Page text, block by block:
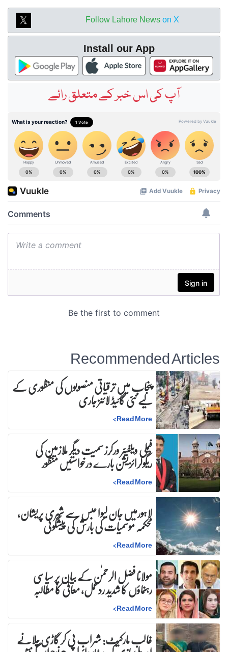
Follow Lahore News on X
Install our App
آپ کی اس خبر کے متعلق رائے
Recommended Articles
پنجاب میں ترقیاتی منصوبوں کی منظوری کے
لیے نئی گائیڈ لائنز جاری
Read More
>
فیملی ویلفیئر ورکرز سمیت دیگر ملازمین کی
ریگولرائزیشن بارے درخواستیں منظور
Read More
>
لاہورمیں جان لیوا حبس سے شہری پریشان،
محکمہ موسمیات کی بارش کی پیشگوئی
Read More
>
مولانا فضل الرحمٰن کے بیان پر سیاسی
رہنماؤں کا شدید ردعمل، معافی کا مطالبہ
Read More
>
غالب مارکیٹ: شراب پی کر گاڑی چلانے